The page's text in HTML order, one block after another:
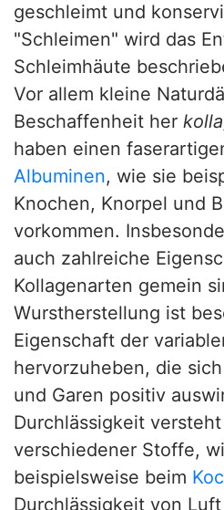
geschleimt und
"Schleimen" wird das
Schleimhäute
Vor allem kleine
Beschaffenheit her
haben einen
Albuminen, wie sie
Knochen, Knorpel und
vorkommen.
auch zahlreiche
Kollagenarten gemein
Wurstherstellung ist
Eigenschaft der
hervorzuheben, die
und Garen positiv
Durchlässigkeit
verschiedener Stoffe,
beispielsweise beim
Durchlässigkeit von